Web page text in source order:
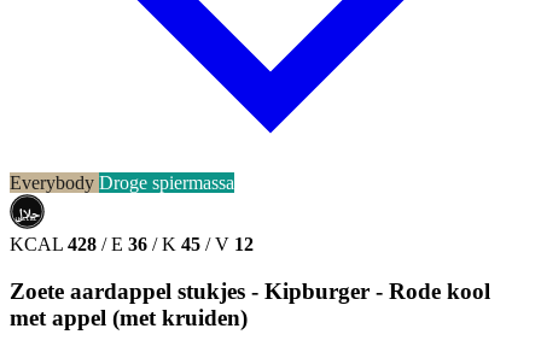
Everybody Droge spiermassa
حلال
HALAL
KCAL 428 / E 36 / K 45 / V 12
Zoete aardappel stukjes - Kipburger - Rode kool
met appel (met kruiden)